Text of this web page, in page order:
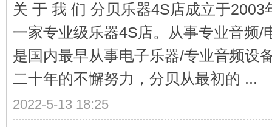
关 于 我 们 分贝乐器4S店成立于2003
一家专业级乐器4S店。从事专业音频/
是国内最早从事电子乐器/专业音频设
二十年的不懈努力，分贝从最初的 ...
2022-5-13 18:25